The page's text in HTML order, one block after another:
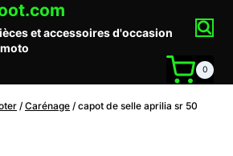
et accessoires d'occasion
0
/ Carénage / capot de selle aprilia sr 50